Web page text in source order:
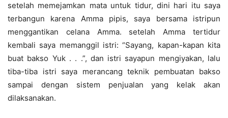
setelah memejamkan mata untuk tidur, dini hari itu saya
terbangun karena Amma pipis, saya bersama istripun
menggantikan celana Amma. setelah Amma tertidur
kembali saya memanggil istri: “Sayang, kapan-kapan kita
buat bakso Yuk . . .”, dan istri sayapun mengiyakan, lalu
tiba-tiba istri saya merancang teknik pembuatan bakso
sampai dengan sistem penjualan yang kelak akan
dilaksanakan.